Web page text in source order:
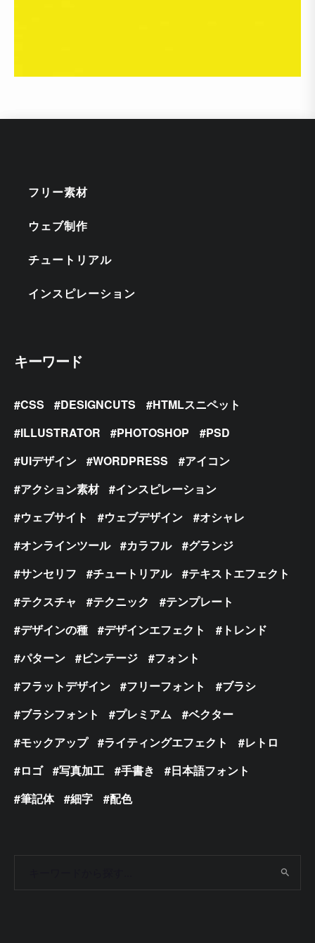
フリー素材
ウェブ制作
チュートリアル
インスピレーション
キーワード
CSS DESIGNCUTS
HTMLスニペット
ILLUSTRATOR
PHOTOSHOP
PSD
UIデザイン
WORDPRESS
アイコン
アクション素材
インスピレーション
ウェブサイト
ウェブデザイン
オシャレ
オンラインツール
カラフル
グランジ
サンセリフ
チュートリアル
テキストエフェクト
テクスチャ
テクニック
テンプレート
デザインの種
デザインエフェクト
トレンド
パターン
ビンテージ
フォント
フラットデザイン
フリーフォント
ブラシ
ブラシフォント
プレミアム
ベクター
モックアップ
ライティングエフェクト
レトロ
ロゴ
写真加工 手書き
日本語フォント
筆記体
細字 配色